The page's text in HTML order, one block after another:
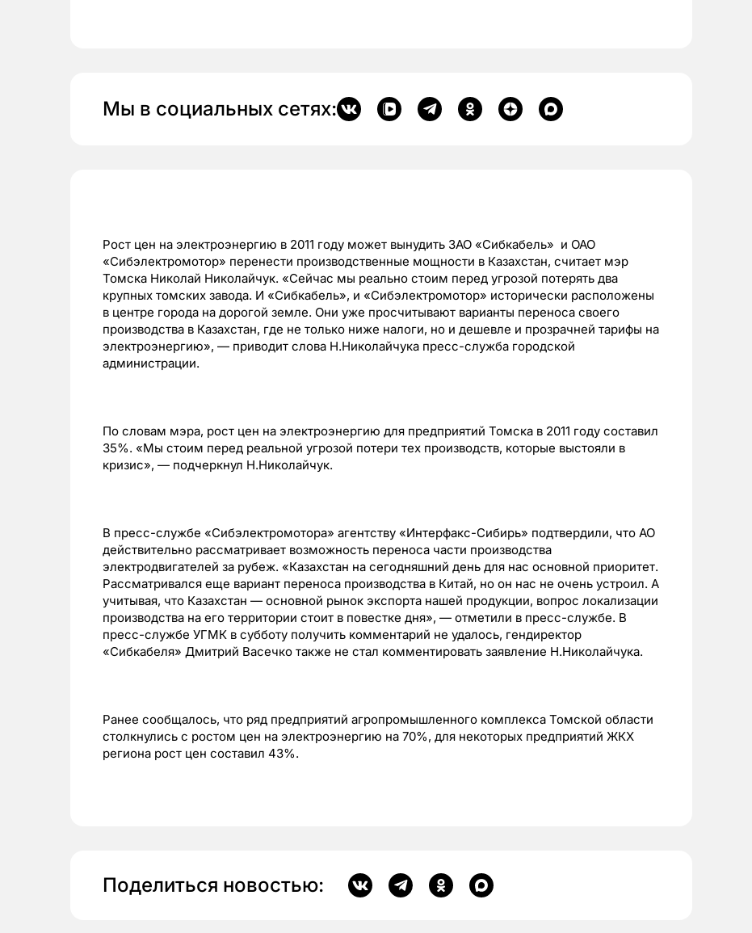
Мы в социальных сетях:
Рост цен на электроэнергию в 2011 году может вынудить ЗАО «Сибкабель» и ОАО
«Сибэлектромотор» перенести производственные мощности в Казахстан, считает мэр
Томска Николай Николайчук. «Сейчас мы реально стоим перед угрозой потерять два
крупных томских завода. И «Сибкабель», и «Сибэлектромотор» исторически расположены
в центре города на дорогой земле. Они уже просчитывают варианты переноса своего
производства в Казахстан, где не только ниже налоги, но и дешевле и прозрачней тарифы на
электроэнергию», — приводит слова Н.Николайчука пресс-служба городской
администрации.
По словам мэра, рост цен на электроэнергию для предприятий Томска в 2011 году составил
35%. «Мы стоим перед реальной угрозой потери тех производств, которые выстояли в
кризис», — подчеркнул Н.Николайчук.
В пресс-службе «Сибэлектромотора» агентству «Интерфакс-Сибирь» подтвердили, что АО
действительно рассматривает возможность переноса части производства
электродвигателей за рубеж. «Казахстан на сегодняшний день для нас основной приоритет.
Рассматривался еще вариант переноса производства в Китай, но он нас не очень устроил. А
учитывая, что Казахстан — основной рынок экспорта нашей продукции, вопрос локализации
производства на его территории стоит в повестке дня», — отметили в пресс-службе. В
пресс-службе УГМК в субботу получить комментарий не удалось, гендиректор
«Сибкабеля» Дмитрий Васечко также не стал комментировать заявление Н.Николайчука.
Ранее сообщалось, что ряд предприятий агропромышленного комплекса Томской области
столкнулись с ростом цен на электроэнергию на 70%, для некоторых предприятий ЖКХ
региона рост цен составил 43%.
Поделиться новостью: